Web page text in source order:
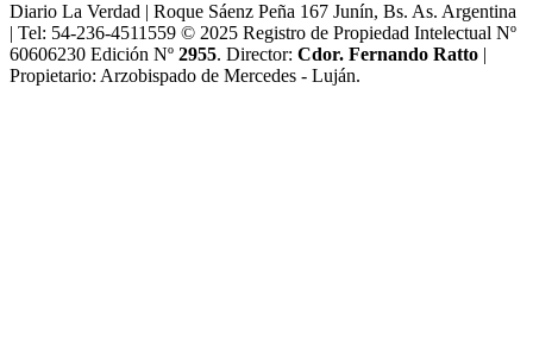
Diario La Verdad | Roque Sáenz Peña 167 Junín, Bs. As. Argentina
| Tel: 54-236-4511559 © 2025 Registro de Propiedad Intelectual Nº
60606230 Edición Nº 2955. Director:​ Cdor. Fernando Ratto |
Propietario:​ Arzobispado de Mercedes - Luján.